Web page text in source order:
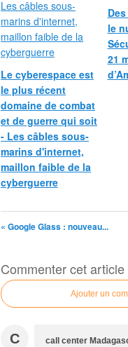
Le cyberespace est
le plus récent
domaine de combat
et de guerre qui soit
- Les câbles sous-
marins d'internet,
maillon faible de la
cyberguerre
le
21
« Google Glass : nouveau...
Commenter cet article
Ajouter un
C call center